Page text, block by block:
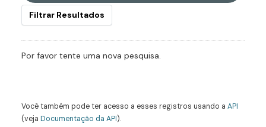
Filtrar Resultados
Por favor tente uma nova pesquisa.
Você também pode ter acesso a esses registros usando a API
(veja Documentação da API).